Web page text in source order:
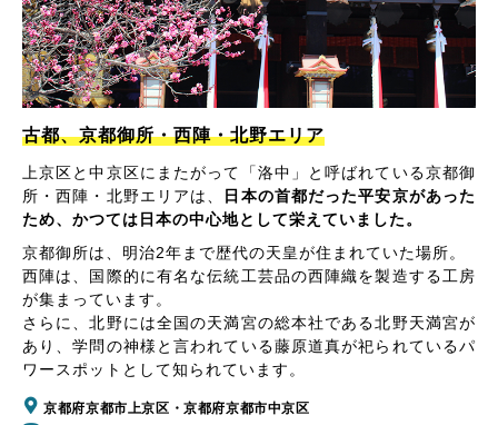
古都、京都御所・西陣・北野エリア
上京区と中京区にまたがって「洛中」と呼ばれている京都御
所・西陣・北野エリアは、
日本の首都だった平安京があった
ため、かつては日本の中心地として栄えていました。
京都御所は、明治2年まで歴代の天皇が住まれていた場所。
西陣は、国際的に有名な伝統工芸品の西陣織を製造する工房
が集まっています。
さらに、北野には全国の天満宮の総本社である北野天満宮が
あり、学問の神様と言われている藤原道真が祀られているパ
ワースポットとして知られています。
京都府京都市上京区・京都府京都市中京区